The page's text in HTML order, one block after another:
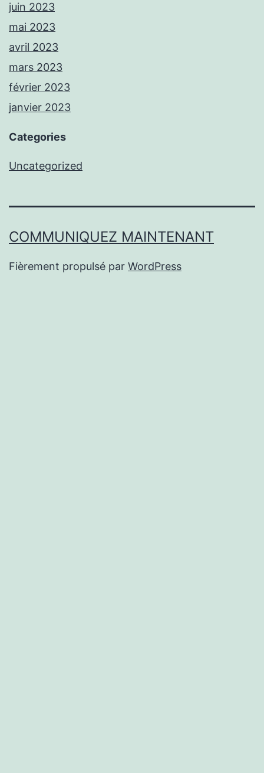
juin 2023
mai 2023
avril 2023
mars 2023
février 2023
janvier 2023
Categories
Uncategorized
COMMUNIQUEZ MAINTENANT
Fièrement propulsé par WordPress